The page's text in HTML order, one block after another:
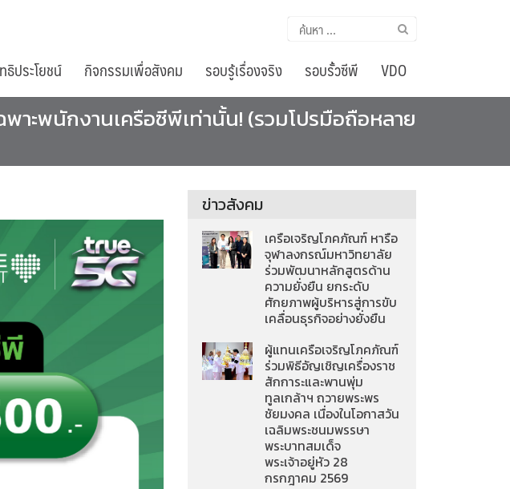
ค้นหา
ธิประโยชน์ กิจกรรมเพื่อสังคม รอบรู้เรื่องจริง รอบรั้วซีพี VDO
าะพนักงานเครือซีพีเท่านั้น! (รวมโปรมือถือหลาย
ข่าวสังคม
เครือเจริญโภคภัณฑ์ หารือ
จุฬาลงกรณ์มหาวิทยาลัย
ร่วมพัฒนาหลักสูตรด้าน
ความยั่งยืน ยกระดับ
ศักยภาพผู้บริหารสู่การขับ
เคลื่อนธุรกิจอย่างยั่งยืน
ผู้แทนเครือเจริญโภคภัณฑ์
ร่วมพิธีอัญเชิญเครื่องราช
สักการะและพานพุ่ม
ทูลเกล้าฯ ถวายพระพร
ชัยมงคล เนื่องในโอกาสวัน
เฉลิมพระชนมพรรษา
พระบาทสมเด็จ
พระเจ้าอยู่หัว 28
กรกฎาคม 2569